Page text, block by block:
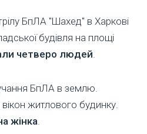
БпЛА "Шахед" в Харкові
будівля на площі
четверо людей
БпЛА в землю.
житлового будинку.
жінка